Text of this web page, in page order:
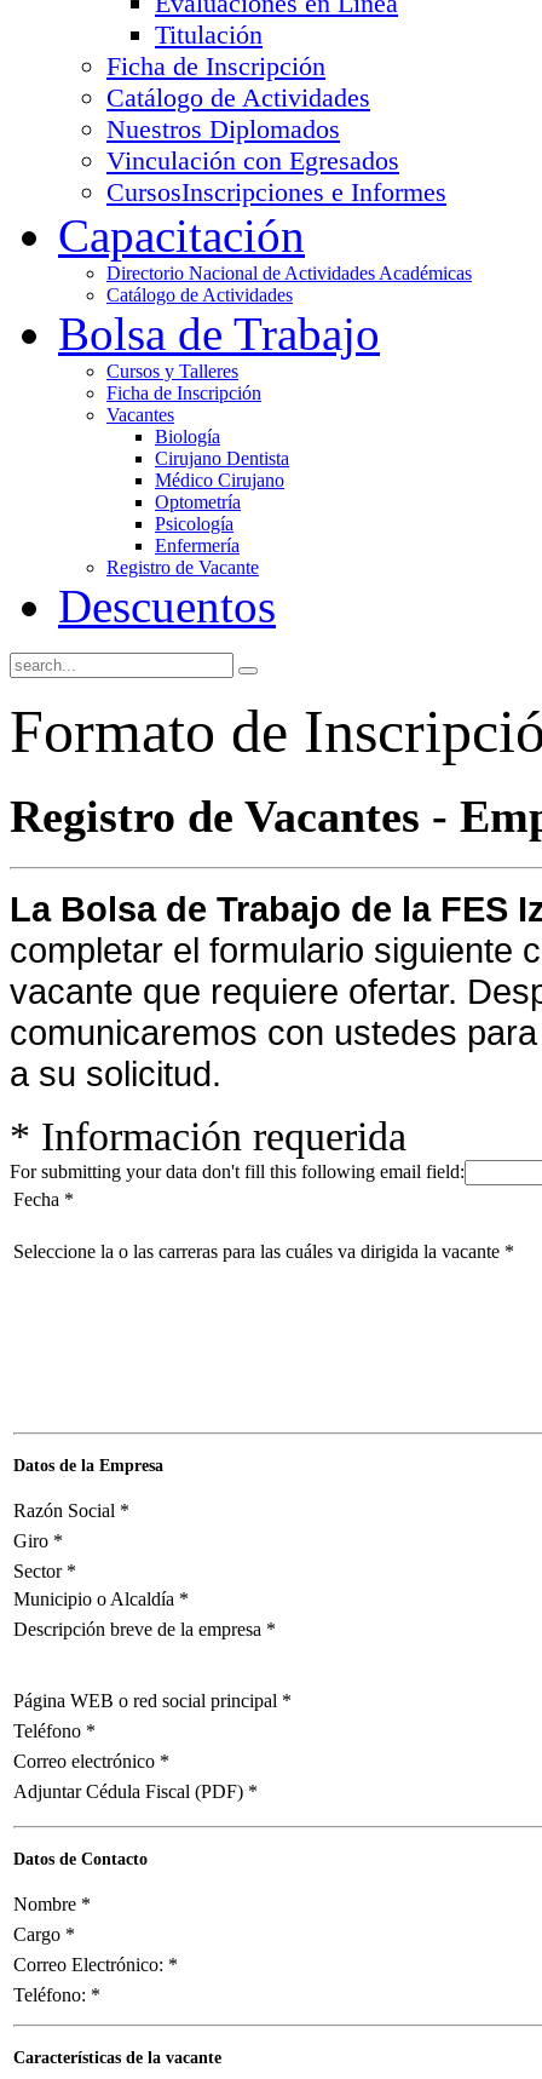
Titulación
Ficha de Inscripción
Catálogo de Actividades
Nuestros Diplomados
Vinculación con Egresados
CursosInscripciones e Informes
Capacitación
Directorio Nacional de Actividades Académicas
Catálogo de Actividades
Bolsa de Trabajo
Cursos y Talleres
Ficha de Inscripción
Vacantes
Biología
Cirujano Dentista
Médico Cirujano
Optometría
Psicología
Enfermería
Registro de Vacante
Descuentos
Formato de
Registro de Vacantes -
La Bolsa de Trabajo de la FES
completar el formulario siguiente
vacante que requiere ofertar.
comunicaremos con ustedes
a su solicitud.
* Información requerida
For submitting your data don't fill this following email field:
Fecha *
Seleccione la o las carreras para las cuáles va dirigida la vacante *
Datos de la Empresa
Razón Social *
Giro *
Sector *
Municipio o Alcaldía *
Descripción breve de la empresa *
Página WEB o red social principal *
Teléfono *
Correo electrónico *
Adjuntar Cédula Fiscal (PDF) *
Datos de Contacto
Nombre *
Cargo *
Correo Electrónico: *
Teléfono: *
Características de la vacante